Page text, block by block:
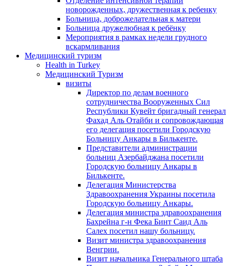
новорожденных, дружественная к ребенку
Больница, доброжелательная к матери
Больница дружелюбная к ребёнку
Мероприятия в рамках недели грудного
вскармливания
Медицинский туризм
Health in Turkey
Медицинский Туризм
визиты
Директор по делам военного
сотрудничества Вооруженных Сил
Республики Кувейт бригадный генерал
Фахад Аль Отайби и сопровождающая
его делегация посетили Городскую
Больницу Анкары в Билькенте.
Представители администрации
больниц Азербайджана посетили
Городскую больницу Aнкары в
Билькенте.
Делегация Министерства
Здравоохранения Украины посетила
Городскую больницу Анкары.
Делегация министра здравоохранения
Бахрейна г-н Фека Бинт Саид Аль
Салех посетил нашу больницу.
Визит министра здравоохранения
Венгрии.
Визит начальника Генерального штаба